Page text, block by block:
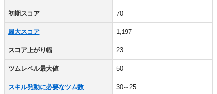
初期スコア 70
最大スコア 1,197
スコア上がり幅 23
ツムレベル最大値 50
スキル発動に必要なツム数 30～25